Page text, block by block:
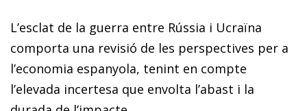
L’esclat de la guerra entre Rússia i Ucraïna
comporta una revisió de les perspectives per a
l’economia espanyola, tenint en compte
l’elevada incertesa que envolta l’abast i la